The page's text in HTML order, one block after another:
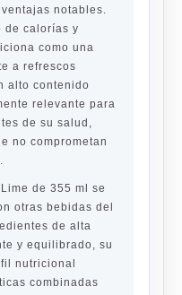
notables.
de calorías y
como una
a refrescos
alto contenido
relevante para
de su salud,
no comprometan
de 355 ml se
otras bebidas del
de alta
y equilibrado, su
nutricional
combinadas